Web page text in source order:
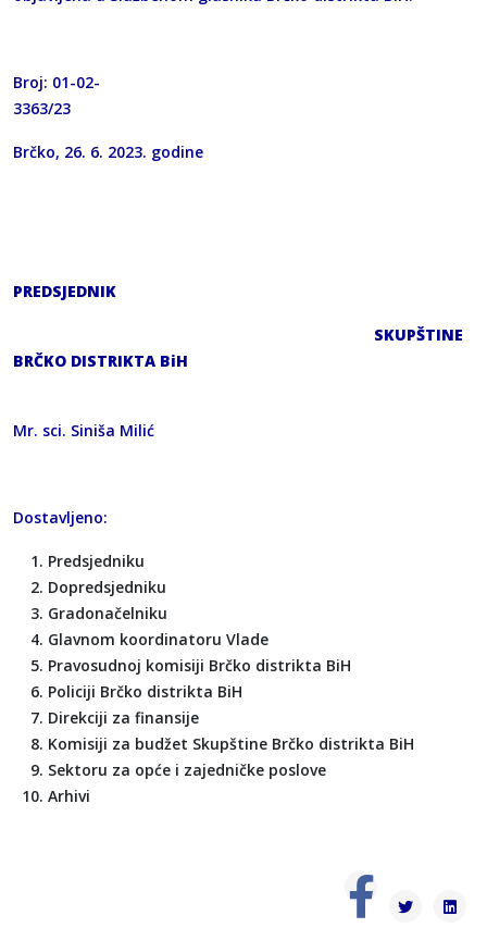
Broj: 01-02-
3363/23
Brčko, 26. 6. 2023. godine
PREDSJEDNIK
SKUPŠTINE
BRČKO DISTRIKTA BiH
Mr. sci. Siniša Milić
Dostavljeno:
Predsjedniku
Dopredsjedniku
Gradonačelniku
Glavnom koordinatoru Vlade
Pravosudnoj komisiji Brčko distrikta BiH
Policiji Brčko distrikta BiH
Direkciji za finansije
Komisiji za budžet Skupštine Brčko distrikta BiH
Sektoru za opće i zajedničke poslove
Arhivi